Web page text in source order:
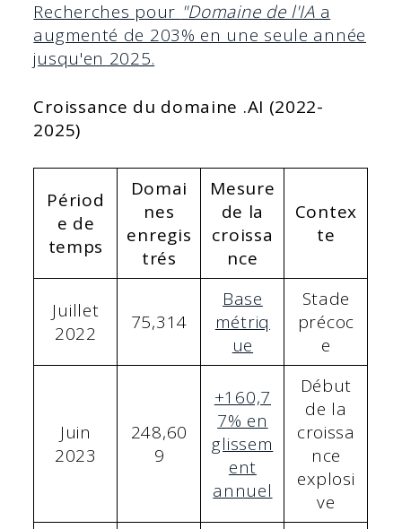
Recherches pour "Domaine de l'IAa
augmenté de 203% en une seule année
jusqu'en 2025.
Croissance du domaine .AI (2022-
2025)
Périod
e de
temps
Domai
nes
enregis
trés
Mesure
de la
croissa
nce
Contex
te
Juillet
2022
75,314
Base
métriq
ue
Stade
précoc
e
Juin
2023
248,60
9
+160,7
7% en
glissem
ent
annuel
Début
de la
croissa
nce
explosi
ve